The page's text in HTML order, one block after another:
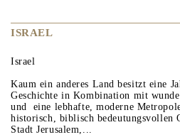
ISRAEL
Israel
Kaum ein anderes Land besitzt eine
Geschichte in Kombination mit
und eine lebhafte, moderne
historisch, biblisch bedeutungsvollen
Stadt Jerusalem,...